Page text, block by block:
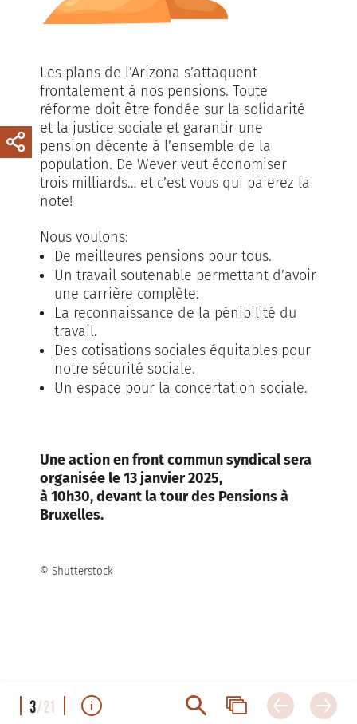
Les plans de l’Arizona s’attaquent
frontalement à nos pensions. Toute
réforme doit être fondée sur la solidarité
et la justice sociale et garantir une
pension décente à l’ensemble de la
population. De Wever veut économiser
trois milliards… et c’est vous qui paierez la
note!
Nous voulons:
De meilleures pensions pour tous.
Un travail soutenable permettant d’avoir
une carrière complète.
La reconnaissance de la pénibilité du
travail.
Des cotisations sociales équitables pour
notre sécurité sociale.
Un espace pour la concertation sociale.
Une action en front commun syndical sera
organisée le 13 janvier 2025,
à 10h30, devant la tour des Pensions à
Bruxelles.
© Shutterstock
3/21